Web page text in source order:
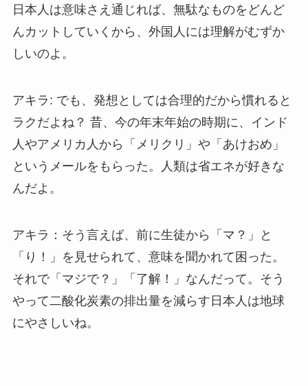
日本人は意味さえ通じれば、無駄なものをどんど
んカットしていくから、外国人には理解がむずか
しいのよ。
アキラ: でも、発想としては合理的だから慣れると
ラクだよね？ 昔、今の年末年始の時期に、インド
人やアメリカ人から「メリクリ」や「あけおめ」
というメールをもらった。人類は省エネが好きな
んだよ。
アキラ：そう言えば、前に生徒から「マ？」と
「り！」を見せられて、意味を聞かれて困った。
それで「マジで？」「了解！」なんだって。そう
やって二酸化炭素の排出量を減らす日本人は地球
にやさしいね。